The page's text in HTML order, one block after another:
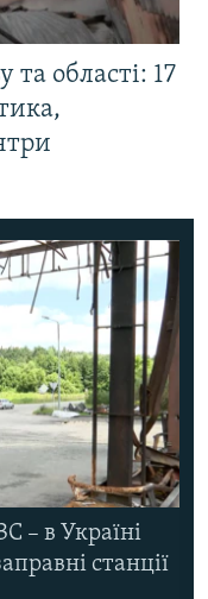
області: 17
– в Україні
станції